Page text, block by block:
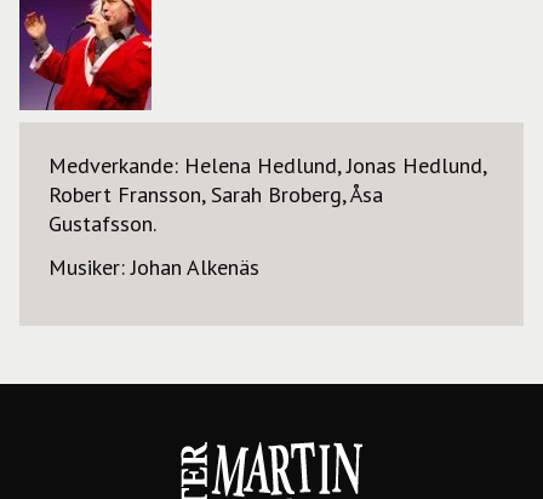
Medverkande: Helena Hedlund, Jonas Hedlund,
Robert Fransson, Sarah Broberg, Åsa
Gustafsson.
Musiker: Johan Alkenäs